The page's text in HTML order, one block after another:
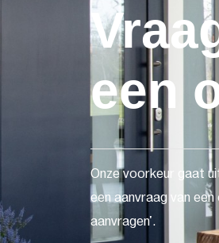
een
Onze voorkeur gaat
een aanvraag van
aanvragen'.